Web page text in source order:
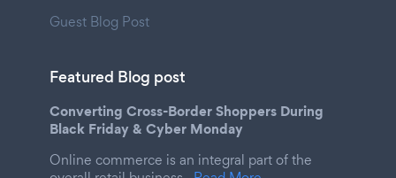
Guest Blog Post
Featured Blog post
Converting Cross-Border Shoppers During
Black Friday & Cyber Monday
Online commerce is an integral part of the